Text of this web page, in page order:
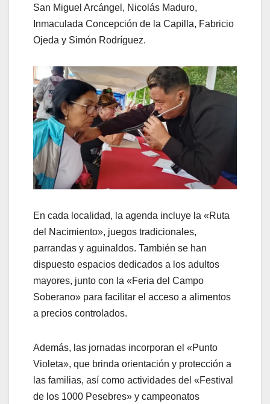
San Miguel Arcángel, Nicolás Maduro,
Inmaculada Concepción de la Capilla, Fabricio
Ojeda y Simón Rodríguez.
En cada localidad, la agenda incluye la «Ruta
del Nacimiento», juegos tradicionales,
parrandas y aguinaldos. También se han
dispuesto espacios dedicados a los adultos
mayores, junto con la «Feria del Campo
Soberano» para facilitar el acceso a alimentos
a precios controlados.
Además, las jornadas incorporan el «Punto
Violeta», que brinda orientación y protección a
las familias, así como actividades del «Festival
de los 1000 Pesebres» y campeonatos